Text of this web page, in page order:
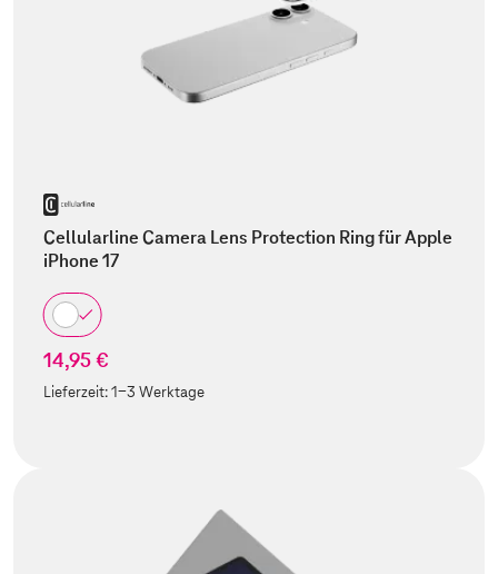
Cellularline Camera Lens Protection Ring für Apple
iPhone 17
14,95 €
Lieferzeit:1-3 Werktage